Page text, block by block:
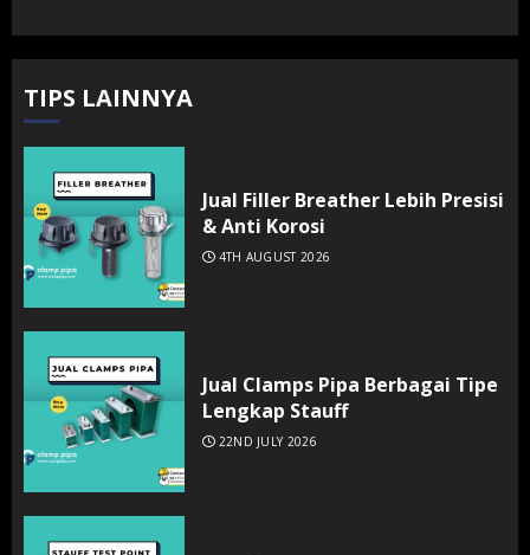
TIPS LAINNYA
Jual Filler Breather Lebih Presisi
& Anti Korosi
4TH AUGUST 2026
Jual Clamps Pipa Berbagai Tipe
Lengkap Stauff
22ND JULY 2026